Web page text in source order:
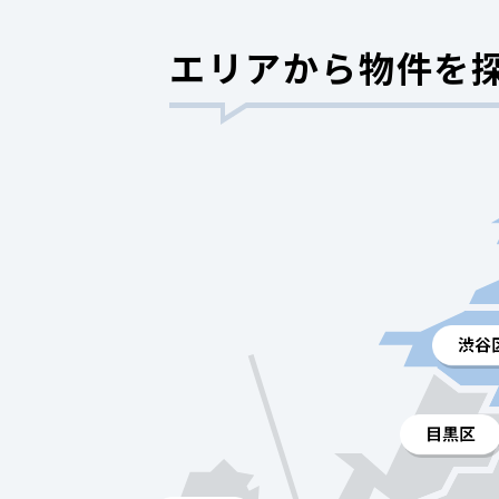
エリアから物件を